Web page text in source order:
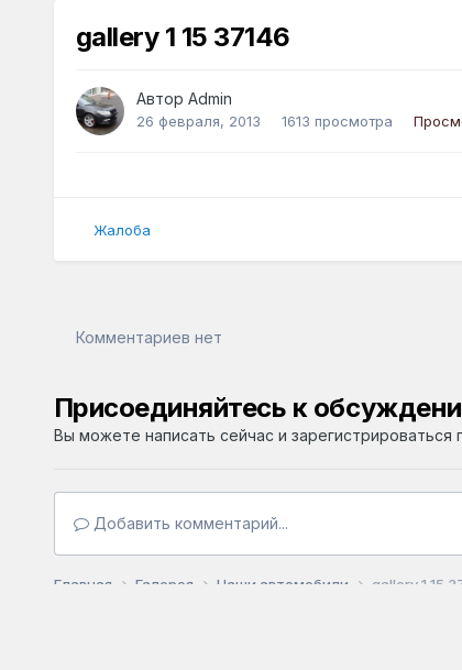
gallery 1 15 37146
Автор Admin
26 февраля, 2013 1613 просмотра
Жалоба
Комментариев нет
Присоединяйтесь к
Вы можете написать сейчас и зарегистрироваться
Добавить комментарий...
Главная Галерея Наши автомобили gallery 1 15